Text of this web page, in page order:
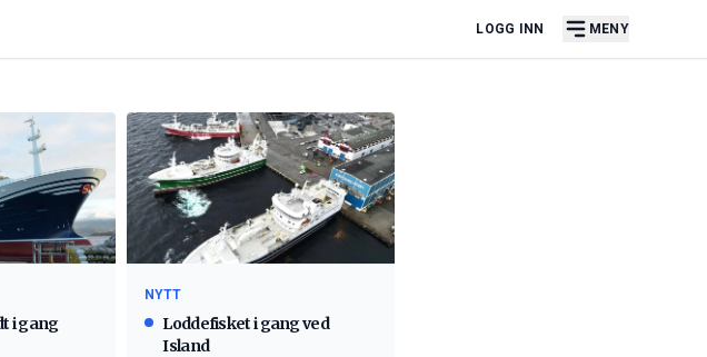
LOGG INN MENY
i gang
NYTT
Loddefisket i gang ved
Island